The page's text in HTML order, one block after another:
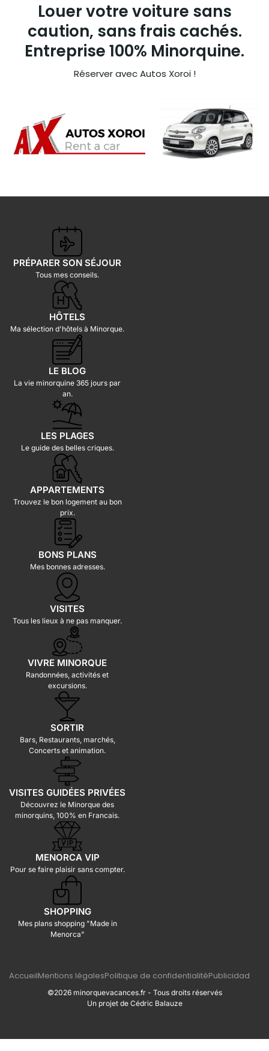
Louer votre voiture sans
caution, sans frais cachés.
Entreprise 100% Minorquine.
Réserver avec Autos Xoroi !
PRÉPARER SON SÉJOUR
Tous mes conseils.
HÔTELS
Ma sélection d'hôtels à Minorque.
LE BLOG
La vie minorquine 365 jours par
an.
LES PLAGES
Le guide des belles criques.
APPARTEMENTS
Trouvez le bon logement au bon
prix.
BONS PLANS
Mes bonnes adresses.
VISITES
Tous les lieux à ne pas manquer.
VIVRE MINORQUE
Randonnées, activités et
excursions.
SORTIR
Bars, Restaurants, marchés,
Concerts et animation.
VISITES GUIDÉES PRIVÉES
Découvrez le Minorque des
minorquins, 100% en Francais.
MENORCA VIP
Pour se faire plaisir sans compter.
SHOPPING
Mes plans shopping "Made in
Menorca"
AccueilMentions légalesPolitique de confidentialitéPublicidad
©2026 minorquevacances.fr - Tous droits réservés
Un projet de Cédric Balauze